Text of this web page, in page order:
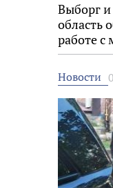
Выборг
область
работе
Новости